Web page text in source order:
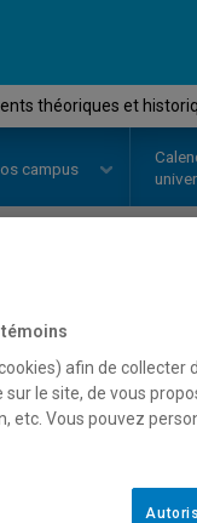
théoriques et
campus
afin de
le site, de vous
etc. Vous pouvez